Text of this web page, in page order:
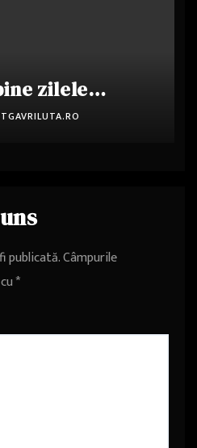
zilele…
publicată.Câmpurile
*